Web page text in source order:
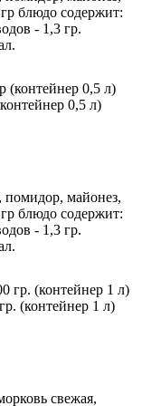
блюдо содержит:
- 1,3 гр.
0,5 л)
помидор, майонез,
блюдо содержит:
- 1,3 гр.
(контейнер 1 л)
свежая,